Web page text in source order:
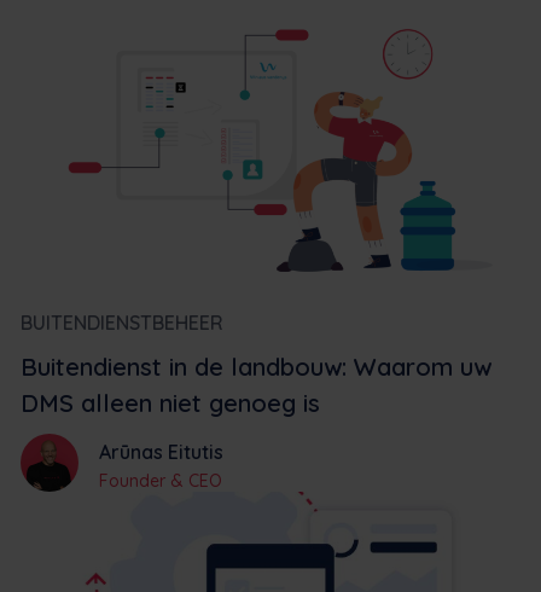
BUITENDIENSTBEHEER
Buitendienst in de landbouw: Waarom uw
DMS alleen niet genoeg is
Arūnas Eitutis
Founder & CEO